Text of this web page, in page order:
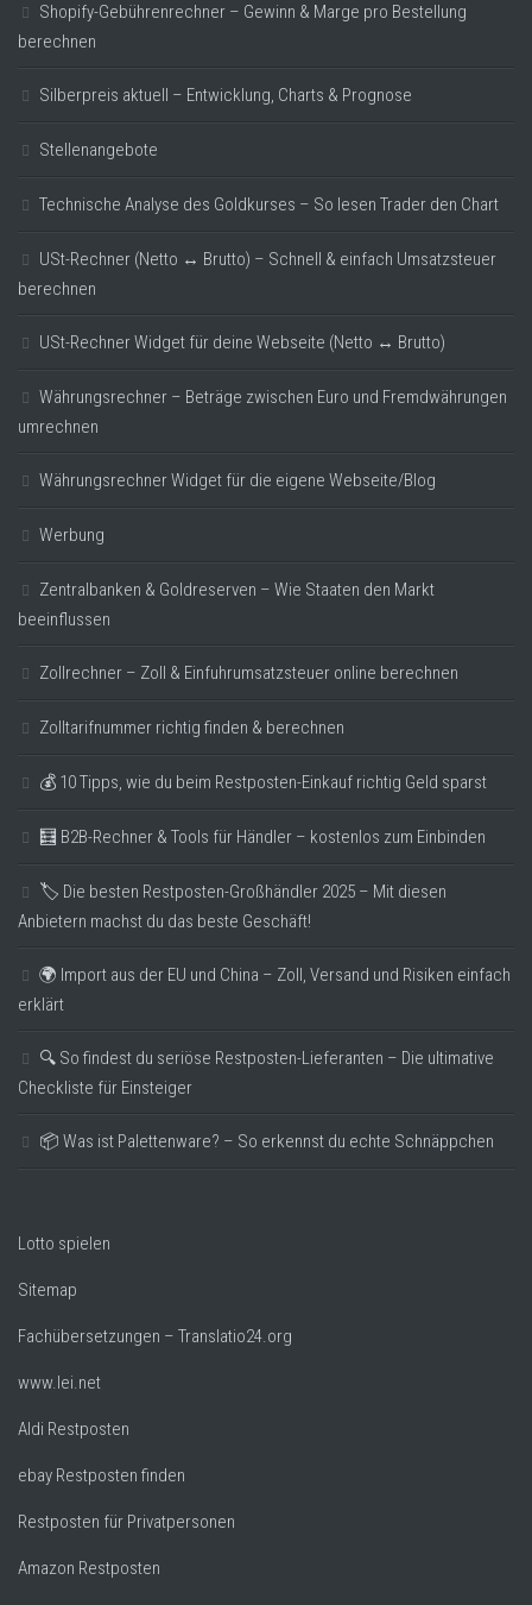
Shopify-Gebührenrechner – Gewinn & Marge pro Bestellung
berechnen
Silberpreis aktuell – Entwicklung, Charts & Prognose
Stellenangebote
Technische Analyse des Goldkurses – So lesen Trader den Chart
USt-Rechner (Netto ↔ Brutto) – Schnell & einfach Umsatzsteuer
berechnen
USt-Rechner Widget für deine Webseite (Netto ↔ Brutto)
Währungsrechner – Beträge zwischen Euro und Fremdwährungen
umrechnen
Währungsrechner Widget für die eigene Webseite/Blog
Werbung
Zentralbanken & Goldreserven – Wie Staaten den Markt
beeinflussen
Zollrechner – Zoll & Einfuhrumsatzsteuer online berechnen
Zolltarifnummer richtig finden & berechnen
💰 10 Tipps, wie du beim Restposten-Einkauf richtig Geld sparst
🧮 B2B-Rechner & Tools für Händler – kostenlos zum Einbinden
🏷️ Die besten Restposten-Großhändler 2025 – Mit diesen
Anbietern machst du das beste Geschäft!
🌍 Import aus der EU und China – Zoll, Versand und Risiken einfach
erklärt
🔍 So findest du seriöse Restposten-Lieferanten – Die ultimative
Checkliste für Einsteiger
📦 Was ist Palettenware? – So erkennst du echte Schnäppchen
Lotto spielen
Sitemap
Fachübersetzungen – Translatio24.org
www.lei.net
Aldi Restposten
ebay Restposten finden
Restposten für Privatpersonen
Amazon Restposten